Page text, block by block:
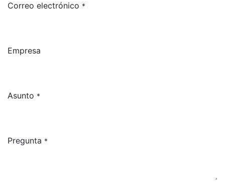
Correo electrónico *
Empresa
Asunto *
Pregunta *